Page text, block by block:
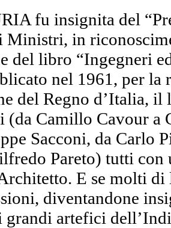
fu insignita del
Ministri, in
del libro “Ingegneri
nel 1961, per la
del Regno d’Italia, il
(da Camillo Cavour
Sacconi, da Carlo
Pareto) tutti con
E se molti
diventandone
grandi artefici